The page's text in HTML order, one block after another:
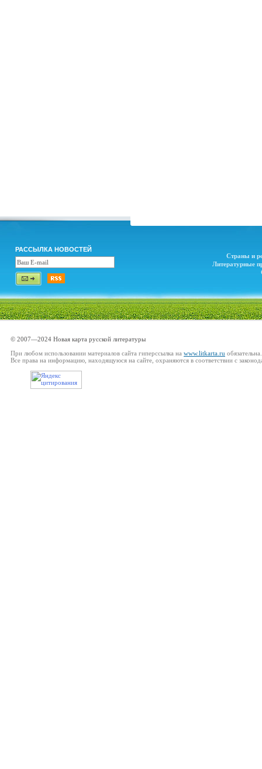
РАССЫЛКА НОВОСТЕЙ
Страны и
Литературные
© 2007—2024 Новая карта русской литературы
При любом использовании материалов сайта гиперссылка на www.litkarta.ru обязательна.
Все права на информацию, находящуюся на сайте, охраняются в соответствии с